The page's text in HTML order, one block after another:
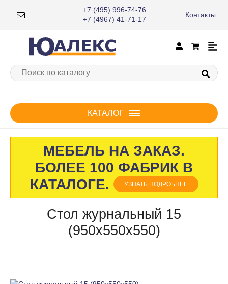
+7 (495) 996-74-76
+7 (4967) 41-71-17
Контакты
×
КАТАЛОГ
МЕБЕЛЬ НА ЗАКАЗ.
БОЛЕЕ 100 ФАБРИК В
КАТАЛОГЕ.
УЗНАТЬ ПОДРОБНЕЕ
Стол журнальный 15
(950х550х550)